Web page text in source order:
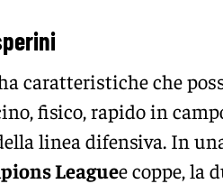
caratteristiche che
fisico, rapido in
linea difensiva. In
Leaguee coppe, la